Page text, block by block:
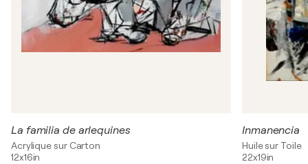
La familia de arlequines
Acrylique sur Carton
12x16in
Inmanencia
Huile sur Toile
22x19in